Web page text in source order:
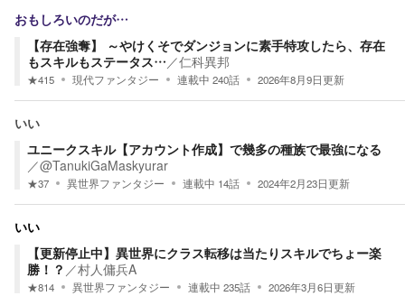
おもしろいのだが…
【存在強奪】 ～やけくそでダンジョンに素手特攻したら、存在
もスキルもステータス… ／仁科異邦
★415 現代ファンタジー 連載中 240話 2026年8月9日更新
いい
ユニークスキル【アカウント作成】で幾多の種族で最強になる
／@TanukiGaMaskyurar
★37 異世界ファンタジー 連載中 14話 2024年2月23日更新
いい
【更新停止中】異世界にクラス転移は当たりスキルでちょー楽
勝！？ ／村人傭兵A
★814 異世界ファンタジー 連載中 235話 2026年3月6日更新